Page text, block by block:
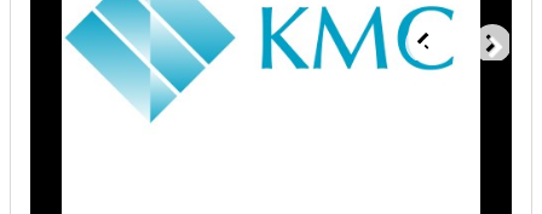
どの国に進出するべきか決めたい
有効なプロモーション方法を探している
自社商材に最適な販売方法を知りたい